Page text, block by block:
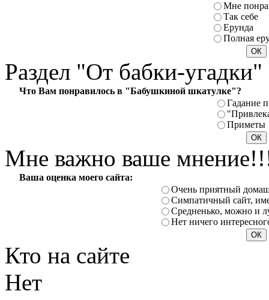
Мне
Так себе
Ерунда
Полная
Раздел "От бабки-угадки"
Что Вам понравилось в "Бабушкиной шкатулке"?
Гадание
Приметы
Мне важно ваше
Ваша оценка моего сайта:
Очень приятный
Симпатичный сайт,
Средненько, можно и
Нет ничего
Кто на сайте
Нет